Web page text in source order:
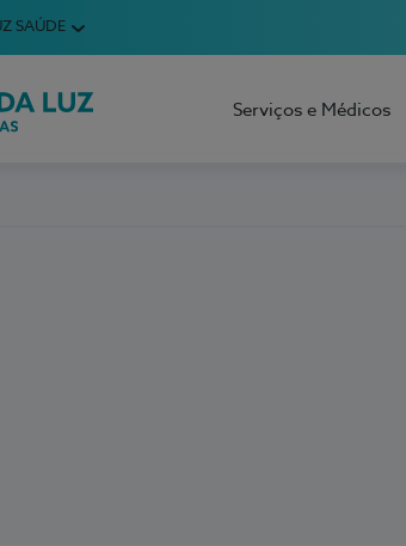
SAÚDE
de Odivelas
Serviços e Médicos